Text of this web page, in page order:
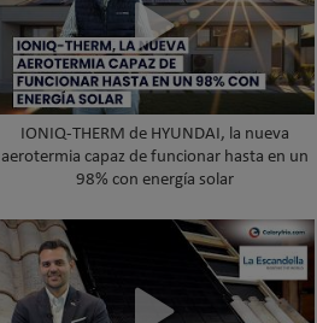
IONIQ-THERM de HYUNDAI, la nueva
aerotermia capaz de funcionar hasta en un
98% con energía solar